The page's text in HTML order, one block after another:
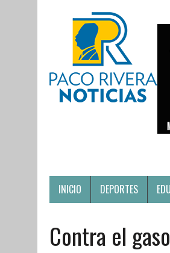
INICIO DEPORTES
Contra el